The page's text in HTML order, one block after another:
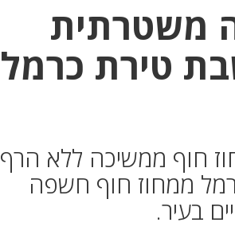
משטרתית
טירת כרמל
חוף ממשיכה ללא הרף
ממחוז חוף חשפה
בעיר.